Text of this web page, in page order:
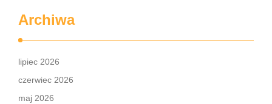
Archiwa
lipiec 2026
czerwiec 2026
maj 2026